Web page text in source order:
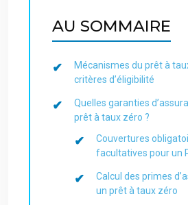
AU SOMMAIRE
Mécanismes du prêt à
critères d’éligibilité
Quelles garanties
prêt à taux zéro ?
Couvertures
facultatives pour un
Calcul des primes
un prêt à taux zéro